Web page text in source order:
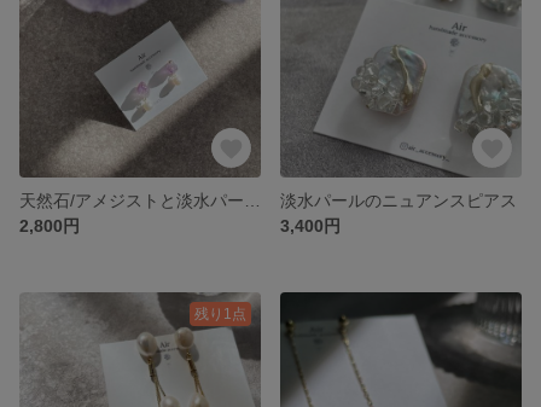
2,800円
淡水パールのニュアンスピアス
3,400円
残り1点